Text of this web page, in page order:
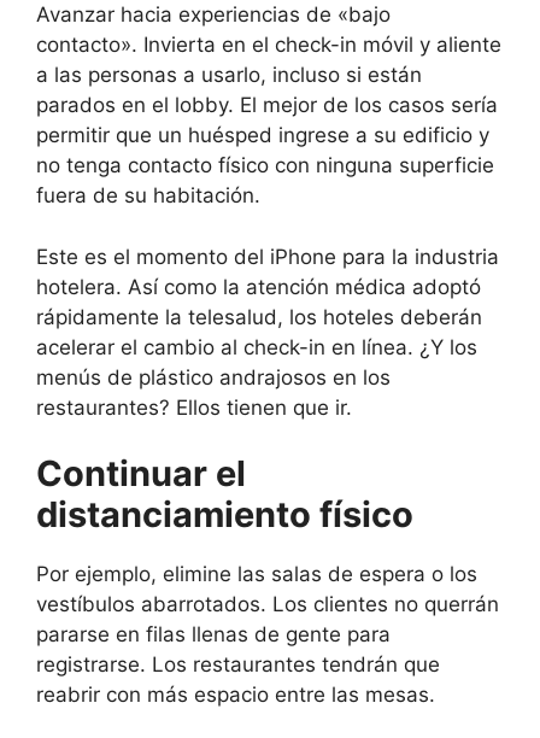
Avanzar hacia experiencias de «bajo
contacto». Invierta en el check-in móvil y aliente
a las personas a usarlo, incluso si están
parados en el lobby. El mejor de los casos sería
permitir que un huésped ingrese a su edificio y
no tenga contacto físico con ninguna superficie
fuera de su habitación.
Este es el momento del iPhone para la industria
hotelera. Así como la atención médica adoptó
rápidamente la telesalud, los hoteles deberán
acelerar el cambio al check-in en línea. ¿Y los
menús de plástico andrajosos en los
restaurantes? Ellos tienen que ir.
Continuar el
distanciamiento físico
Por ejemplo, elimine las salas de espera o los
vestíbulos abarrotados. Los clientes no querrán
pararse en filas llenas de gente para
registrarse. Los restaurantes tendrán que
reabrir con más espacio entre las mesas.